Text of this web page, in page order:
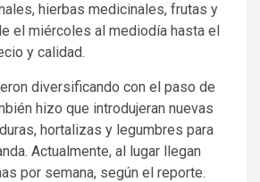
hierbas medicinales, frutas y
el miércoles al mediodía hasta el
y calidad.
diversificando con el paso de
hizo que introdujeran nuevas
hortalizas y legumbres para
Actualmente, al lugar llegan
por semana, según el reporte.